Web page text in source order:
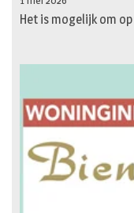
Het is mogelijk om